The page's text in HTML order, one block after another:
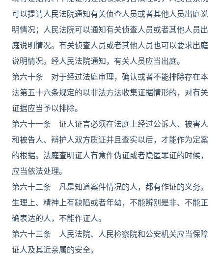
可以提请人民法院通知有关侦查人员或者其他人员出庭说
明情况；人民法院可以通知有关侦查人员或者其他人员出
庭说明情况。有关侦查人员或者其他人员也可以要求出庭
说明情况。经人民法院通知，有关人员应当出庭。
第六十条 对于经过法庭审理，确认或者不能排除存在本
法第五十六条规定的以非法方法收集证据情形的，对有关
证据应当予以排除。
第六十一条 证人证言必须在法庭上经过公诉人、被害人
和被告人、辩护人双方质证并且查实以后，才能作为定案
的根据。法庭查明证人有意作伪证或者隐匿罪证的时候，
应当依法处理。
第六十二条 凡是知道案件情况的人，都有作证的义务。
生理上、精神上有缺陷或者年幼，不能辨别是非、不能正
确表达的人，不能作证人。
第六十三条 人民法院、人民检察院和公安机关应当保障
证人及其近亲属的安全。